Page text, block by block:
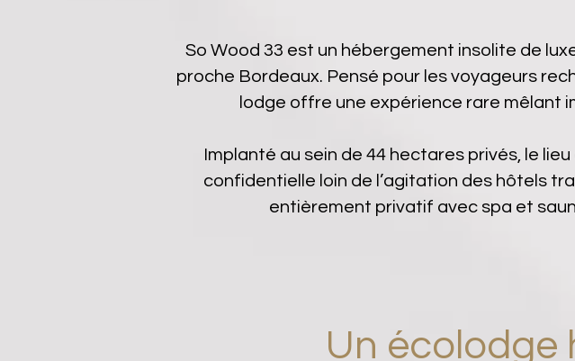
So Wood 33 est un hébergement insolite de
proche Bordeaux. Pensé pour les voyageurs
lodge offre une expérience rare mêlant
Implanté au sein de 44 hectares privés, le
confidentielle loin de l’agitation des hôtels
entièrement privatif avec spa et
Un écolodge